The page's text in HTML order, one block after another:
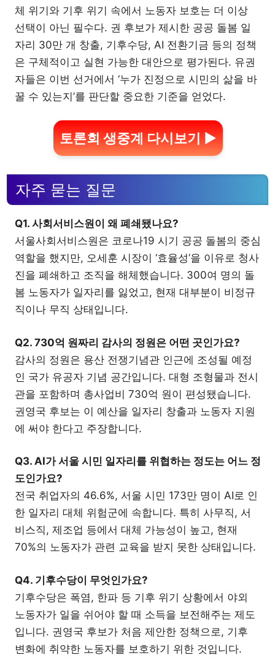
체 위기와 기후 위기 속에서 노동자 보호는 더 이상
선택이 아닌 필수다. 권 후보가 제시한 공공 돌봄 일
자리 30만 개 창출, 기후수당, AI 전환기금 등의 정책
은 구체적이고 실현 가능한 대안으로 평가된다. 유권
자들은 이번 선거에서 ‘누가 진정으로 시민의 삶을 바
꿀 수 있는지’를 판단할 중요한 기준을 얻었다.
토론회 생중계 다시보기 ▶
자주 묻는 질문
Q1. 사회서비스원이 왜 폐쇄됐나요?
서울사회서비스원은 코로나19 시기 공공 돌봄의 중심
역할을 했지만, 오세훈 시장이 ‘효율성’을 이유로 청사
진을 폐쇄하고 조직을 해체했습니다. 300여 명의 돌
봄 노동자가 일자리를 잃었고, 현재 대부분이 비정규
직이나 무직 상태입니다.
Q2. 730억 원짜리 감사의 정원은 어떤 곳인가요?
감사의 정원은 용산 전쟁기념관 인근에 조성될 예정
인 국가 유공자 기념 공간입니다. 대형 조형물과 전시
관을 포함하며 총사업비 730억 원이 편성됐습니다.
권영국 후보는 이 예산을 일자리 창출과 노동자 지원
에 써야 한다고 주장합니다.
Q3. AI가 서울 시민 일자리를 위협하는 정도는 어느 정
도인가요?
전국 취업자의 46.6%, 서울 시민 173만 명이 AI로 인
한 일자리 대체 위험군에 속합니다. 특히 사무직, 서
비스직, 제조업 등에서 대체 가능성이 높고, 현재
70%의 노동자가 관련 교육을 받지 못한 상태입니다.
Q4. 기후수당이 무엇인가요?
기후수당은 폭염, 한파 등 기후 위기 상황에서 야외
노동자가 일을 쉬어야 할 때 소득을 보전해주는 제도
입니다. 권영국 후보가 처음 제안한 정책으로, 기후
변화에 취약한 노동자를 보호하기 위한 것입니다.